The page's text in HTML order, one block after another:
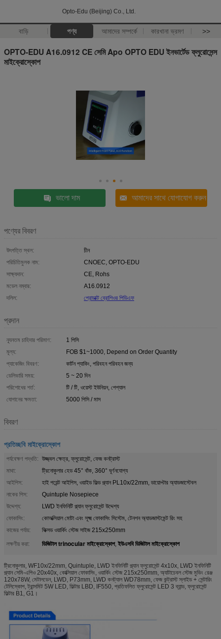
Opto-Edu (Beijing) Co., Ltd.
বাড়ি পণ্য আমাদের সম্পর্কে কারখানা ভ্রমণ >>
OPTO-EDU A16.0912 CE সেমি Apo OPTO EDU ইনভার্টেড ফ্লুরোসেন্স
মাইক্রোস্কোপ
ভালো দাম আমাদের সাথে যোগাযোগ করুন
পণ্যের বিবরণ
উৎপত্তি স্থল:
চীন
পরিচিতিমুলক নাম:
CNOEC, OPTO-EDU
সাক্ষ্যদান:
CE, Rohs
মডেল নম্বার:
A16.0912
দলিল:
প্রোডাক্ট ব্রোশিওর পিডিএফ
প্রদান
ন্যূনতম চাহিদার পরিমাণ:
1 পিসি
মূল্য:
FOB $1~1000, Depend on Order Quantity
প্যাকেজিং বিবরণ:
কার্টন প্যাকিং, পরিবহন পরিবহন জন্য
ডেলিভারি সময়:
5 ~ 20 দিন
পরিশোধের শর্ত:
টি / টি, ওয়েস্ট ইউনিয়ন, পেপ্যাল
যোগানের ক্ষমতা:
5000 পিসি / মাস
বিবরণ
প্রতিচ্ছবি মাইক্রোস্কোপ
পর্যবেক্ষণ পদ্ধতি: উজ্জ্বল ক্ষেত্র, ফ্লুরোসেন্ট, ফেজ কনট্রাস্ট
মাথা:
ট্রিনোকুলার হেড 45° বাঁক, 360° ঘূর্ণনযোগ্য
আইপিস:
হাই পয়েন্ট আইপিস, ওয়াইড ফিল্ড প্ল্যান PL10x/22mm, ডায়োপ্টার অ্যাডজাস্টেবল
নাকের পিস:
Quintuple Nosepiece
উদ্দেশ্য:
LWD ইনফিনিটি প্ল্যান ফ্লুরোসেন্ট উদ্দেশ্য
ফোকাসিং:
কোঅক্সিয়াল মোটা এবং সূক্ষ্ম ফোকাসিং সিস্টেম, টেনশন অ্যাডজাস্টমেন্ট রিং সহ
কাজের পর্যায়:
ফিক্সড ওয়ার্কিং স্টেজ সাইজ 215x250mm
লক্ষণীয় করা:
ডিজিটাল trinocular মাইক্রোস্কোপ, ইউএসবি ডিজিটাল মাইক্রোস্কোপ
ট্রিনোকুলার, WF10x/22mm, Quintuple, LWD ইনফিনিটি প্ল্যান ফ্লুরোসেন্ট 4x10x, LWD ইনফিনিটি
প্ল্যান সেমি-এপিও 20x40x, কোক্সিয়াল ফোকাসিং, ওয়ার্কিং স্টেজ 215x250mm, অ্যাটাচেবল স্টেজ মুভিং রেঞ্জ
120x78W, মেটালডেন, LWD, P73mm, LWD কনট্যাল WD78mm, ফেজ কন্ট্রাস্ট স্লাইড + সেন্টারিং
টেলিস্কোপ, ট্রান্সমিট 5W LED, ফিল্টার LBD, IF550, প্রতিফলিত ফ্লুরোসেন্ট LED 3 ব্যান্ড, ফ্লুরোসেন্ট
ফিল্টার B1, G1।